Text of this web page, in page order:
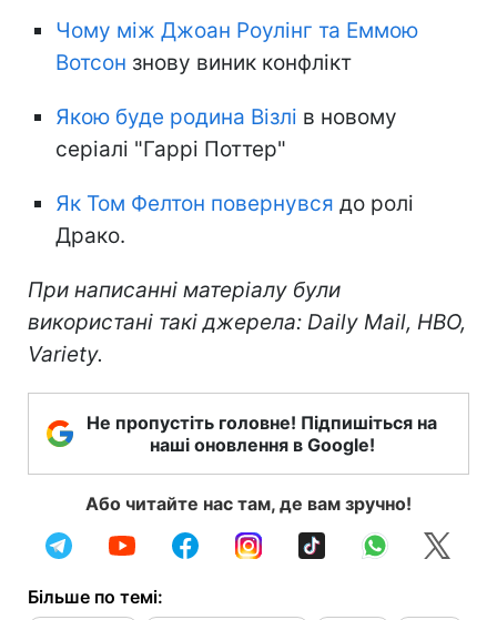
Чому між Джоан Роулінг та Еммою
Вотсон знову виник конфлікт
Якою буде родина Візлі в новому
серіалі "Гаррі Поттер"
Як Том Фелтон повернувся до ролі
Драко.
При написанні матеріалу були
використані такі джерела: Daily Mail, HBO,
Variety.
Не пропустіть головне! Підпишіться на
наші оновлення в Google!
Або читайте нас там, де вам зручно!
Більше по темі: